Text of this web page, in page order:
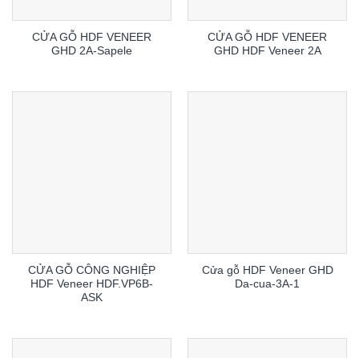
CỬA GỖ HDF VENEER
GHD 2A-Sapele
CỬA GỖ HDF VENEER
GHD HDF Veneer 2A
CỬA GỖ CÔNG NGHIỆP
HDF Veneer HDF.VP6B-
ASK
Cửa gỗ HDF Veneer GHD
Da-cua-3A-1